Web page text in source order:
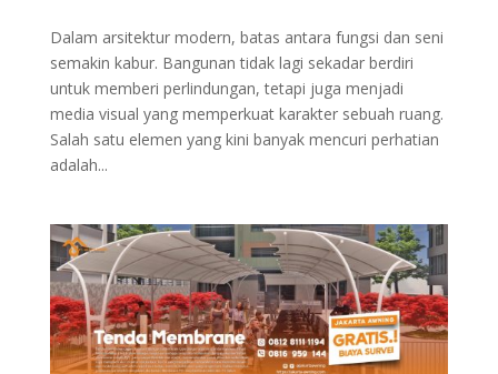
Dalam arsitektur modern, batas antara fungsi dan seni
semakin kabur. Bangunan tidak lagi sekadar berdiri
untuk memberi perlindungan, tetapi juga menjadi
media visual yang memperkuat karakter sebuah ruang.
Salah satu elemen yang kini banyak mencuri perhatian
adalah...